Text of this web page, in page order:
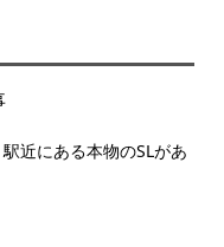
駅近にある本物のSLがあ